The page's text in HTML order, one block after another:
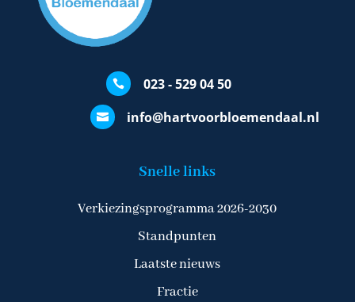
 023 - 529 04 50
 info@hartvoorbloemendaal.nl
Snelle links
Verkiezingsprogramma 2026-2030
Standpunten
Laatste nieuws
Fractie